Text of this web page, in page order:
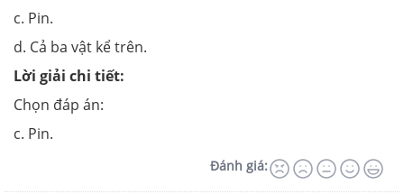
c. Pin.
d. Cả ba vật kể trên.
Lời giải chi tiết:
Chọn đáp án:
c. Pin.
Đánh giá: